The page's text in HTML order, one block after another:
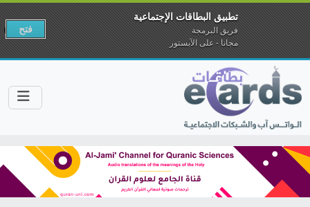
تطبيق البطاقات الإجتماعية
فريق البرمجة
مجانا - على الآبستور
فتح